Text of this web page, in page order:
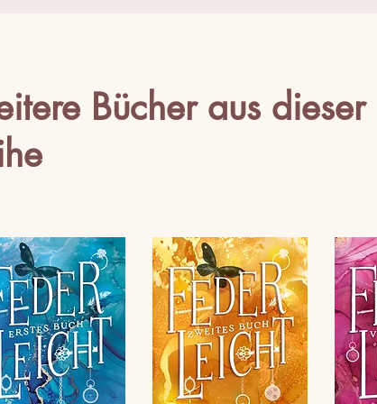
Bücher aus dieser